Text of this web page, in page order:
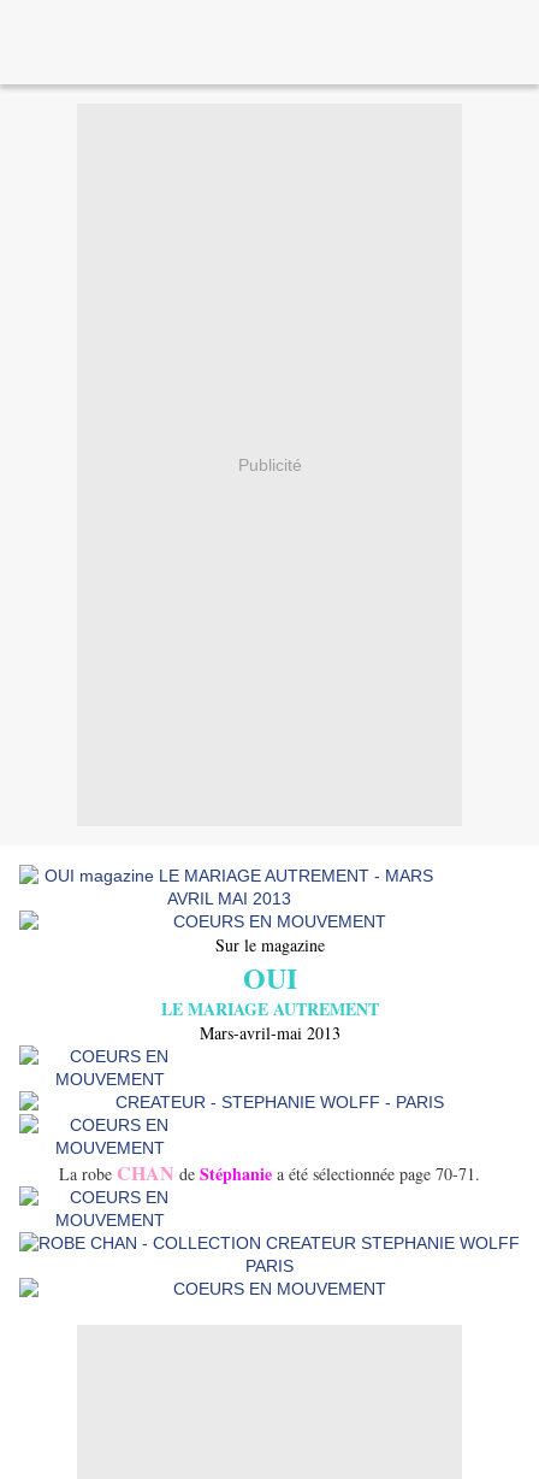
Publicité
Sur le magazine
OUI
LE MARIAGE AUTREMENT
Mars-avril-mai 2013
La robe CHAN de Stéphanie a été sélectionnée page 70-71.